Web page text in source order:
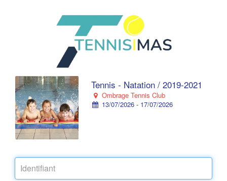
Tennis - Natation / 2019-2021
Ombrage Tennis Club
13/07/2026 - 17/07/2026